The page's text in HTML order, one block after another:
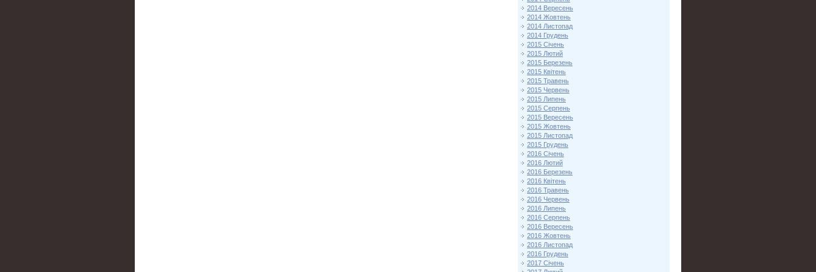
2014 Вересень
2014 Жовтень
2014 Листопад
2014 Грудень
2015 Січень
2015 Лютий
2015 Березень
2015 Квітень
2015 Травень
2015 Червень
2015 Липень
2015 Серпень
2015 Вересень
2015 Жовтень
2015 Листопад
2015 Грудень
2016 Січень
2016 Лютий
2016 Березень
2016 Квітень
2016 Травень
2016 Червень
2016 Липень
2016 Серпень
2016 Вересень
2016 Жовтень
2016 Листопад
2016 Грудень
2017 Січень